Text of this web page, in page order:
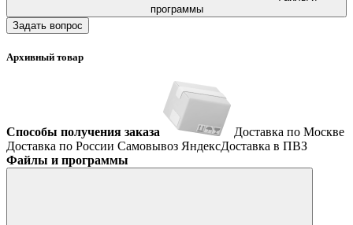
программы
Задать вопрос
Архивный товар
Способы получения заказа
Доставка по Москве
Доставка по России Самовывоз ЯндексДоставка в ПВЗ
Файлы и программы